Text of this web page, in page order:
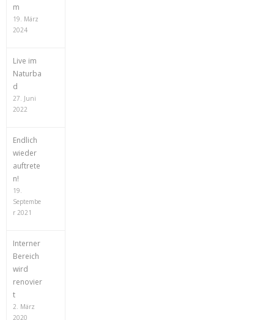
m
19. März
2024
Live im
Naturba
d
27. Juni
2022
Endlich
wieder
auftrete
n!
19.
Septembe
r 2021
Interner
Bereich
wird
renovier
t
2. März
2020